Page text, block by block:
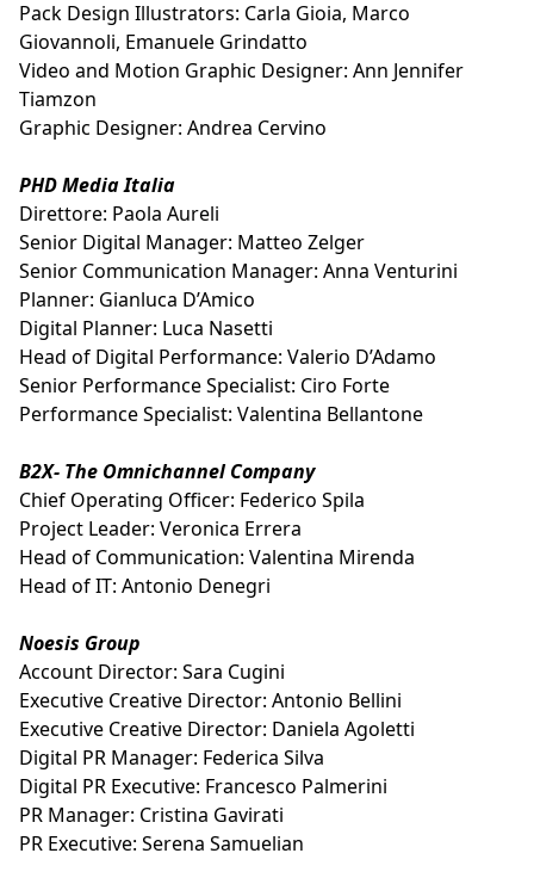
Pack Design Illustrators: Carla Gioia, Marco
Giovannoli, Emanuele Grindatto
Video and Motion Graphic Designer: Ann Jennifer
Tiamzon
Graphic Designer: Andrea Cervino
PHD Media Italia
Direttore: Paola Aureli
Senior Digital Manager: Matteo Zelger
Senior Communication Manager: Anna Venturini
Planner: Gianluca D’Amico
Digital Planner: Luca Nasetti
Head of Digital Performance: Valerio D’Adamo
Senior Performance Specialist: Ciro Forte
Performance Specialist: Valentina Bellantone
B2X- The Omnichannel Company
Chief Operating Officer: Federico Spila
Project Leader: Veronica Errera
Head of Communication: Valentina Mirenda
Head of IT: Antonio Denegri
Noesis Group
Account Director: Sara Cugini
Executive Creative Director: Antonio Bellini
Executive Creative Director: Daniela Agoletti
Digital PR Manager: Federica Silva
Digital PR Executive: Francesco Palmerini
PR Manager: Cristina Gavirati
PR Executive: Serena Samuelian